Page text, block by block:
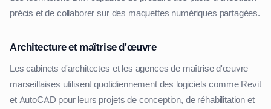
précis et de collaborer sur des maquettes numériques partagées.
Architecture et maîtrise d'œuvre
Les cabinets d'architectes et les agences de maîtrise d'œuvre
marseillaises utilisent quotidiennement des logiciels comme Revit
et AutoCAD pour leurs projets de conception, de réhabilitation et